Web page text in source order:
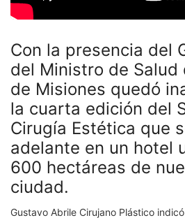
Con la presencia del
del Ministro de Salud
de Misiones quedó
la cuarta edición del
Cirugía Estética que
adelante en un hotel
600 hectáreas de
ciudad.
Gustavo Abrile Cirujano Plástico